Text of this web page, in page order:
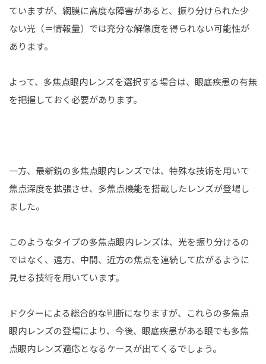
ていますが、網膜に高度な障害があると、振り分けられた少
ない光（＝情報量）では充分な解像度を得られない可能性が
あります。
よって、多焦点眼内レンズを選択する場合は、眼底疾患の有無
を把握しておく必要があります。
一方、最新鋭の多焦点眼内レンズでは、特殊な技術を用いて
焦点深度を拡張させ、多焦点機能を搭載したレンズが登場し
ました。
このようなタイプの多焦点眼内レンズは、光を振り分けるの
ではなく、遠方、中間、近方の焦点を連続して広がるように
見せる技術を用いています。
ドクターによる総合的な判断になりますが、これらの多焦点
眼内レンズの登場により、今後、眼底疾患がある眼でも多焦
点眼内レンズ適応となるケースが出てくるでしょう。